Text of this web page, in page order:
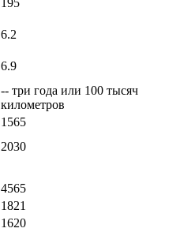
6.2
6.9
-- три года или 100 тысяч
километров
1565
2030
4565
1821
1620